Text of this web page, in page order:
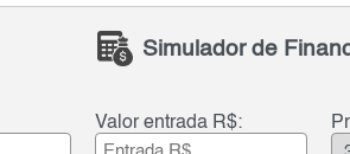
Simulador de
Valor entrada R$: